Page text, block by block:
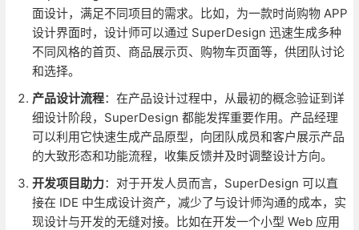
面设计，满足不同项目的需求。比如，为一款时尚购物 APP
设计界面时，设计师可以通过 SuperDesign 迅速生成多种
不同风格的首页、商品展示页、购物车页面等，供团队讨论
和选择。
产品设计流程：在产品设计过程中，从最初的概念验证到详
细设计阶段，SuperDesign 都能发挥重要作用。产品经理
可以利用它快速生成产品原型，向团队成员和客户展示产品
的大致形态和功能流程，收集反馈并及时调整设计方向。
开发项目助力：对于开发人员而言，SuperDesign 可以直
接在 IDE 中生成设计资产，减少了与设计师沟通的成本，实
现设计与开发的无缝对接。比如在开发一个小型 Web 应用